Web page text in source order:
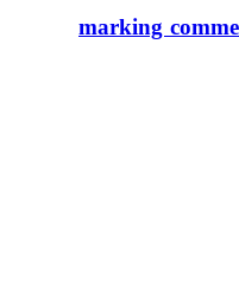
marking